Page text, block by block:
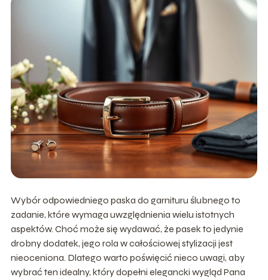
Wybór odpowiedniego paska do garnituru ślubnego to
zadanie, które wymaga uwzględnienia wielu istotnych
aspektów. Choć może się wydawać, że pasek to jedynie
drobny dodatek, jego rola w całościowej stylizacji jest
nieoceniona. Dlatego warto poświęcić nieco uwagi, aby
wybrać ten idealny, który dopełni elegancki wygląd Pana